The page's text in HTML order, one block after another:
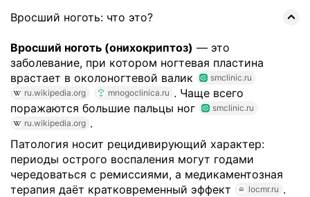
Вросший ноготь: что это?
Вросший ноготь (онихокриптоз) — это
заболевание, при котором ногтевая пластина
врастает в околоногтевой валик
smclinic.ru
ru.wikipedia.org
mnogoclinica.ru . Чаще всего
поражаются большие пальцы ног
smclinic.ru
ru.wikipedia.org .
Патология носит рецидивирующий характер:
периоды острого воспаления могут годами
чередоваться с ремиссиями, а медикаментозная
терапия даёт кратковременный эффект
locmr.ru .